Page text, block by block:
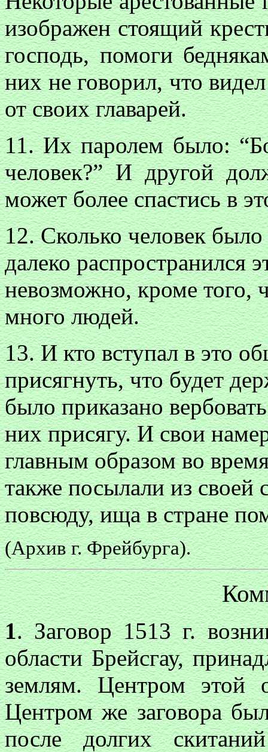
изображен стоящий
господь, помоги
них не говорил, что
от своих главарей.
11. Их паролем было:
человек?” И другой
может более спастись в
12. Сколько человек
далеко распространился
невозможно, кроме того,
много людей.
13. И кто вступал в это
присягнуть, что будет
было приказано
них присягу. И свои
главным образом во
также посылали из
повсюду, ища в стране
(Архив г. Фрейбурга).
1. Заговор 1513 г.
области Брейсгау,
землям. Центром этой
Центром же заговора
после долгих